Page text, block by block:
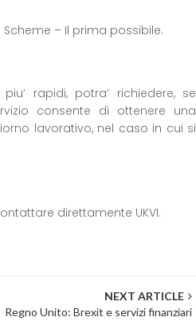
Scheme – Il prima possibile.
rapidi, potra’ richiedere, se
consente di ottenere una
lavorativo, nel caso in cui si
direttamente UKVI.
NEXT ARTICLE
Regno Unito: Brexit e servizi finanziari